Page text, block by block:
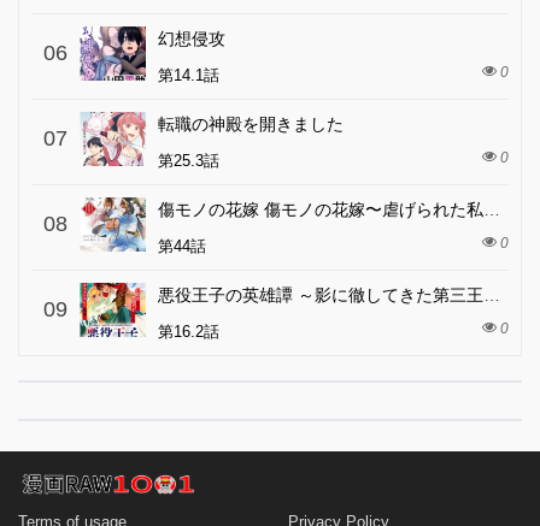
06
幻想侵攻
第14.1話 0
07
転職の神殿を開きました
第25.3話 0
08
第44話 0
09
第16.2話 0
Terms of usage Privacy Policy